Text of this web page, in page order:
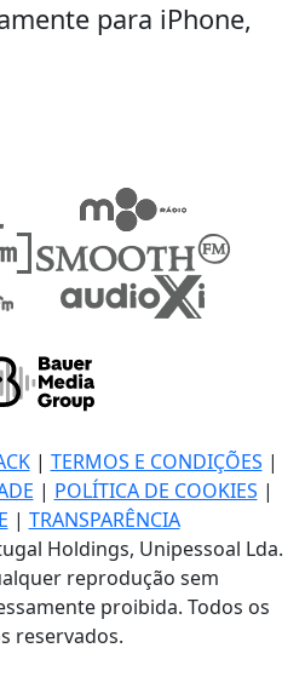
para iPhone,
| TERMOS E CONDIÇÕES |
| POLÍTICA DE COOKIES |
| TRANSPARÊNCIA
Holdings, Unipessoal Lda.
reprodução sem
proibida. Todos os
reservados.